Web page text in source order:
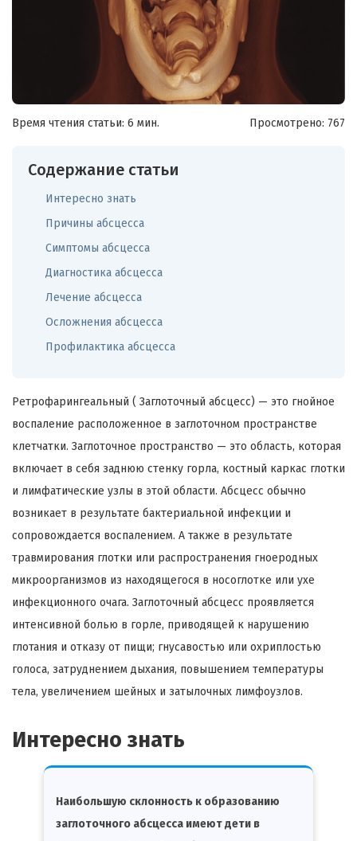
Время чтения статьи: 6 мин. Просмотрено: 767
Содержание статьи
Интересно знать
Причины абсцесса
Симптомы абсцесса
Диагностика абсцесса
Лечение абсцесса
Осложнения абсцесса
Профилактика абсцесса
Ретрофарингеальный ( Заглоточный абсцесс) — это гнойное
воспаление расположенное в заглоточном пространстве
клетчатки. Заглоточное пространство — это область, которая
включает в себя заднюю стенку горла, костный каркас глотки
и лимфатические узлы в этой области. Абсцесс обычно
возникает в результате бактериальной инфекции и
сопровождается воспалением. А также в результате
травмирования глотки или распространения гноеродных
микроорганизмов из находящегося в носоглотке или ухе
инфекционного очага. Заглоточный абсцесс проявляется
интенсивной болью в горле, приводящей к нарушению
глотания и отказу от пищи; гнусавостью или охриплостью
голоса, затруднением дыхания, повышением температуры
тела, увеличением шейных и затылочных лимфоузлов.
Интересно знать
Наибольшую склонность к образованию
заглоточного абсцесса имеют дети в